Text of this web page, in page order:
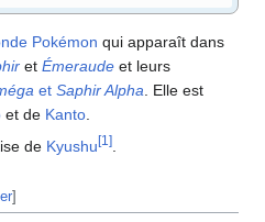
Pokémon qui apparaît dans
et Émeraude et leurs
et Saphir Alpha . Elle est
et de Kanto
de Kyushu [1 ]
]